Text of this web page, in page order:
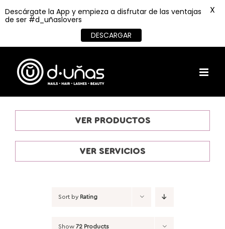
content
VER PRODUCTOS
VER SERVICIOS
Sort by Rating
Show 72 Products
Descárgate la App y empieza a disfrutar de las ventajas
de ser #d_uñaslovers
DESCARGAR
X